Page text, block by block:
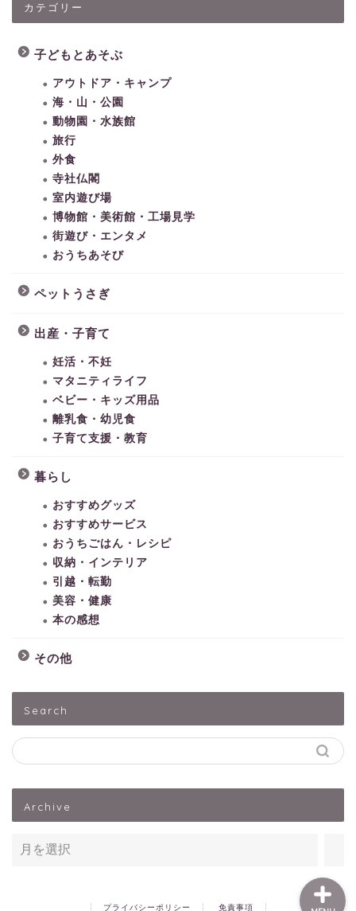
カテゴリー
子どもとあそぶ
アウトドア・キャンプ
海・山・公園
動物園・水族館
旅行
外食
寺社仏閣
室内遊び場
博物館・美術館・工場見学
街遊び・エンタメ
おうちあそび
ペットうさぎ
出産・子育て
妊活・不妊
マタニティライフ
ベビー・キッズ用品
離乳食・幼児食
子育て支援・教育
暮らし
おすすめグッズ
おすすめサービス
おうちごはん・レシピ
収納・インテリア
引越・転勤
美容・健康
本の感想
その他
Search
Archive
プライバシーポリシー 免責事項
出産・子育て